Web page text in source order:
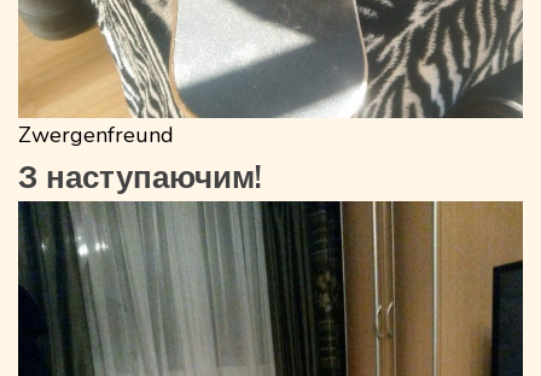
Zwergenfreund
З наступаючим!